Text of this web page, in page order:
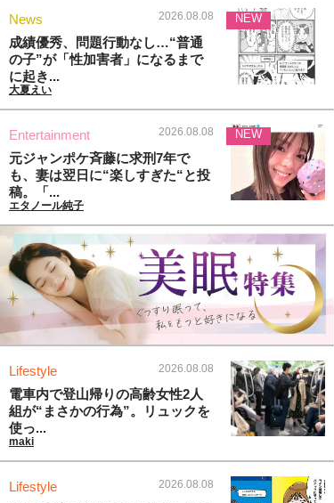
News 2026.08.08
成績優秀、問題行動なし…“普通
の子”が「性加害者」になるまで
に起き...
大夏えい
NEW
Entertainment 2026.08.08
元ジャンポケ斉藤に求刑7年で
も、妻は翌日に“楽しすぎた“と投
稿。「...
エタノール純子
NEW
Lifestyle 2026.08.08
電車内で登山帰りの高齢女性2人
組が“まさかの行為”。リュックを
使っ...
maki
Lifestyle 2026.08.08